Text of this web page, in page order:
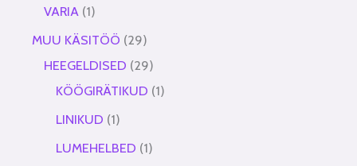
VARIA 1
MUU KÄSITÖÖ 29
HEEGELDISED 29
KÖÖGIRÄTIKUD 1
LINIKUD 1
LUMEHELBED 1